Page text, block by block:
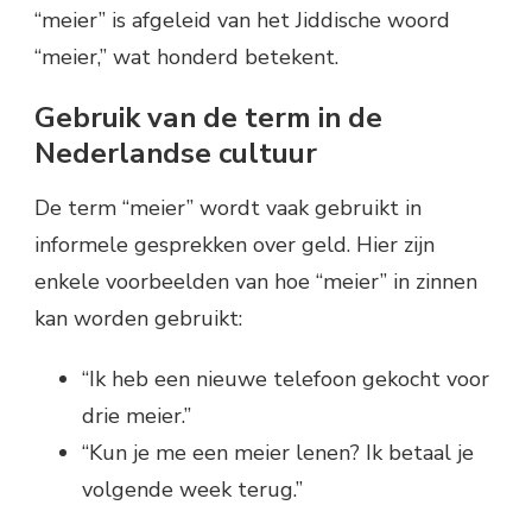
“meier” is afgeleid van het Jiddische woord
“meier,” wat honderd betekent.
Gebruik van de term in de
Nederlandse cultuur
De term “meier” wordt vaak gebruikt in
informele gesprekken over geld. Hier zijn
enkele voorbeelden van hoe “meier” in zinnen
kan worden gebruikt:
“Ik heb een nieuwe telefoon gekocht voor
drie meier.”
“Kun je me een meier lenen? Ik betaal je
volgende week terug.”